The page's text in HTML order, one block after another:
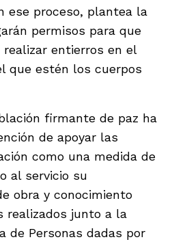
ese proceso, plantea la
permisos para que
entierros en el
que estén los cuerpos
firmante de paz ha
de apoyar las
como una medida de
al servicio su
obra y conocimiento
realizados junto a la
de Personas dadas por